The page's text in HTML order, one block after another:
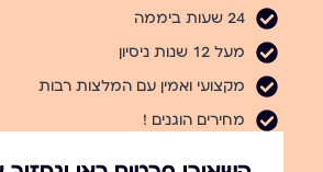
24 שעות ביממה
מעל 12 שנות ניסיון
מקצועי ואמין עם המלצות רבות
מחירים הוגנים !